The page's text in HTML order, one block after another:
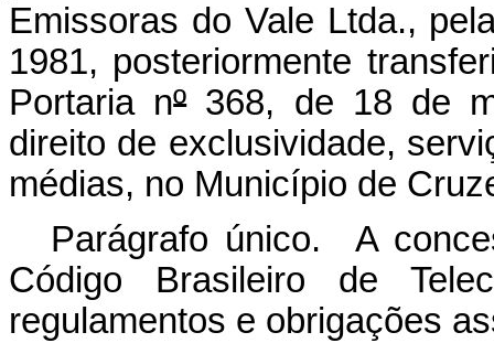
Emissoras do Vale Ltda.,
1981, posteriormente
Portaria nº368, de 18 de
direito de exclusividade,
médias, no Município de
Parágrafo único. A
Código Brasileiro de
regulamentos e obrigações